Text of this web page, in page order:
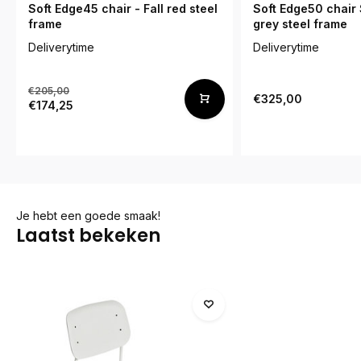
Soft Edge45 chair - Fall red steel
frame
Deliverytime
€205,00
€174,25
Soft Edge50 chair
grey steel frame
Deliverytime
€325,00
Je hebt een goede smaak!
Laatst bekeken